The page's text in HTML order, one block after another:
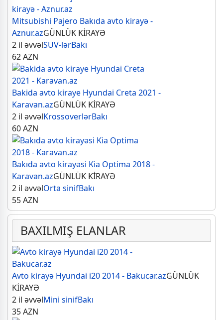
Mitsubishi Pajero Bakıda avto kirayə -
Aznur.azGÜNLÜK KİRAYƏ
2 il əvvəlSUV-lərBakı
62AZN
Bakida avto kiraye Hyundai Creta 2021 -
Karavan.azGÜNLÜK KİRAYƏ
2 il əvvəlKrossoverlərBakı
60AZN
Bakıda avto kirayəsi Kia Optima 2018 -
Karavan.azGÜNLÜK KİRAYƏ
2 il əvvəlOrta sinifBakı
55AZN
BAXILMIŞ ELANLAR
Avto kirayə Hyundai i20 2014 - Bakucar.azGÜNLÜK
KİRAYƏ
2 il əvvəlMini sinifBakı
35AZN